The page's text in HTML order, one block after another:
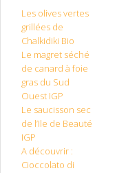
Les olives vertes
grillées de
Chalkidiki Bio
Le magret séché
de canard à foie
gras du Sud
Ouest IGP
Le saucisson sec
de l’Ile de Beauté
IGP
A découvrir :
Cioccolato di